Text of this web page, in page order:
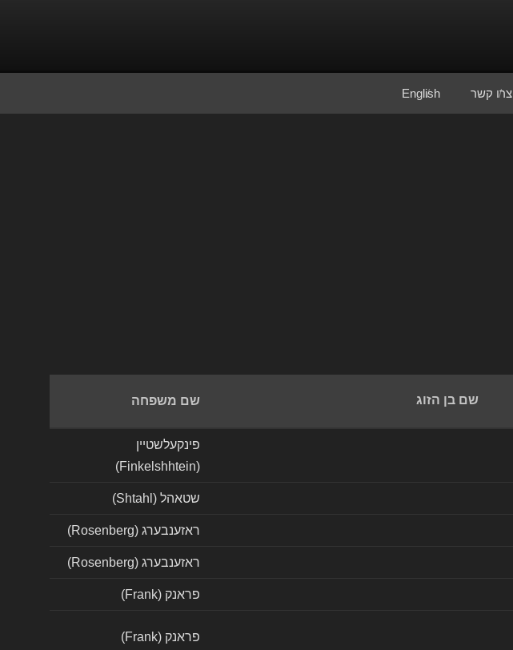
צרו קשר English
שם בן הזוג שם משפחה
פינקעלשטיין
(Finkelshhtein)
שטאהל (Shtahl)
ראזענבערג (Rosenberg)
ראזענבערג (Rosenberg)
פראנק (Frank)
פראנק (Frank)